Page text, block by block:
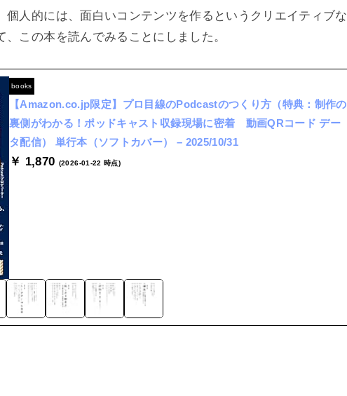
個人的には、面白いコンテンツを作るというクリエイティブな
books
【Amazon.co.jp限定】プロ目線のPodcastのつくり方（特典：制作の
裏側がわかる！ポッドキャスト収録現場に密着 動画QRコード デー
タ配信） 単行本（ソフトカバー） – 2025/10/31
￥ 1,870 (2026-01-22 時点)